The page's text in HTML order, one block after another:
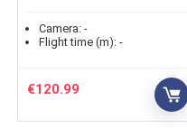
Camera: -
Flight time (m): -
€120.99